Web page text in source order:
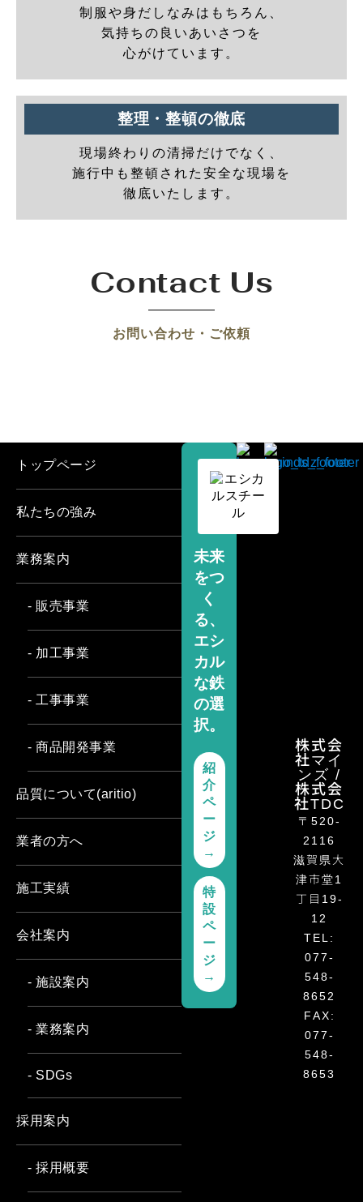
制服や身だしなみはもちろん、
気持ちの良いあいさつを
心がけています。
整理・整頓の徹底
現場終わりの清掃だけでなく、
施行中も整頓された安全な現場を
徹底いたします。
Contact Us
お問い合わせ・ご依頼
株式会
社マイ
ンズ /
株式会
社TDC
〒520-
2116
滋賀県大
津市堂1
丁目19-
12
TEL:
077-
548-
8652
FAX:
077-
548-
8653
未来
をつ
く
る、
エシ
カル
な鉄
の選
択。
紹
介
ペ
ー
ジ
→
特
設
ペ
ー
ジ
→
トップページ
私たちの強み
業務案内
- 販売事業
- 加工事業
- 工事事業
- 商品開発事業
品質について(aritio)
業者の方へ
施工実績
会社案内
- 施設案内
- 業務案内
- SDGs
採用案内
- 採用概要